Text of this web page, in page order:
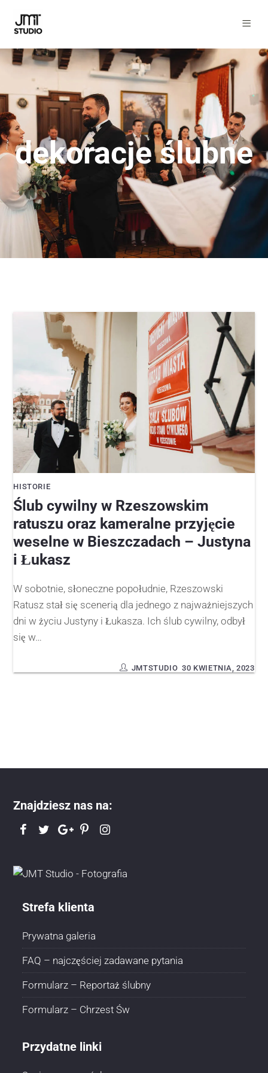
dekoracje ślubne
HISTORIE
Ślub cywilny w Rzeszowskim
ratuszu oraz kameralne przyjęcie
weselne w Bieszczadach – Justyna
i Łukasz
W sobotnie, słoneczne popołudnie, Rzeszowski
Ratusz stał się scenerią dla jednego z najważniejszych
dni w życiu Justyny i Łukasza. Ich ślub cywilny, odbył
się w…
30 KWIETNIA, 2023
JMTSTUDIO
Znajdziesz nas na:
Strefa klienta
Prywatna galeria
FAQ – najczęściej zadawane pytania
Formularz – Reportaż ślubny
Formularz – Chrzest Św
Przydatne linki